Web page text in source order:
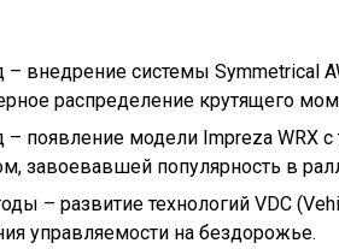
– внедрение системы Symmetrical
распределение крутящего
– появление модели Impreza WRX
завоевавшей популярность в
– развитие технологий VDC
управляемости на бездорожье.